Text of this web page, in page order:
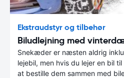
Ekstraudstyr og tilbehør
Biludlejning med
Snekæder er næsten aldrig
lejebil, men hvis du lejer en bil
at bestille dem sammen med